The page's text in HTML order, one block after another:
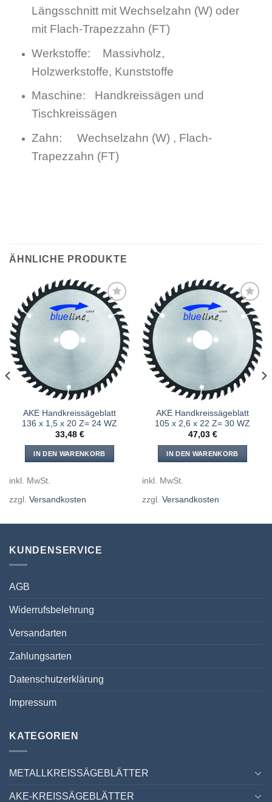
Längsschnitt mit Wechselzahn (W) oder
mit Flach-Trapezzahn (FT)
Werkstoffe: Massivholz,
Holzwerkstoffe, Kunststoffe
Maschine: Handkreissägen und
Tischkreissägen
Zahn: Wechselzahn (W) , Flach-
Trapezzahn (FT)
ÄHNLICHE PRODUKTE
hinzufügen
AKE Handkreissägeblatt
136 x 1,5 x 20 Z= 24 WZ
33,48 €
IN DEN WARENKORB
inkl. MwSt.
zzgl. Versandkosten
hinzufügen
AKE Handkreissägeblatt
105 x 2,6 x 22 Z= 30 WZ
47,03 €
IN DEN WARENKORB
inkl. MwSt.
zzgl. Versandkosten
KUNDENSERVICE
AGB
Widerrufsbelehrung
Versandarten
Zahlungsarten
Datenschutzerklärung
Impressum
KATEGORIEN
METALLKREISSÄGEBLÄTTER
AKE-KREISSÄGEBLÄTTER